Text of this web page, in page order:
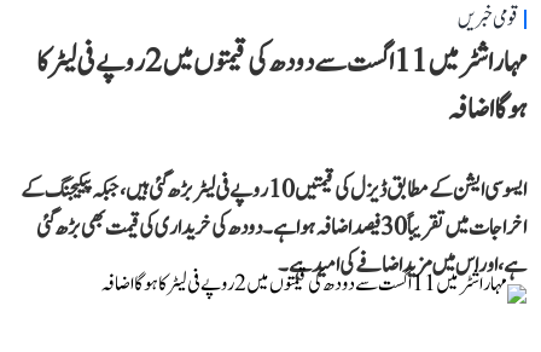
قومی خبریں
مہاراشٹر میں 11 اگست سے دودھ کی قیمتوں میں 2 روپے فی لیٹر کا
ہوگا اضافہ
ایسوسی ایشن کے مطابق ڈیزل کی قیمتیں 10 روپے فی لیٹر بڑھ گئی ہیں، جبکہ پیکیجنگ کے
اخراجات میں تقریباً 30 فیصد اضافہ ہوا ہے۔ دودھ کی خریداری کی قیمت بھی بڑھ گئی
ہے، اور اس میں مزید اضافے کی امید ہے۔